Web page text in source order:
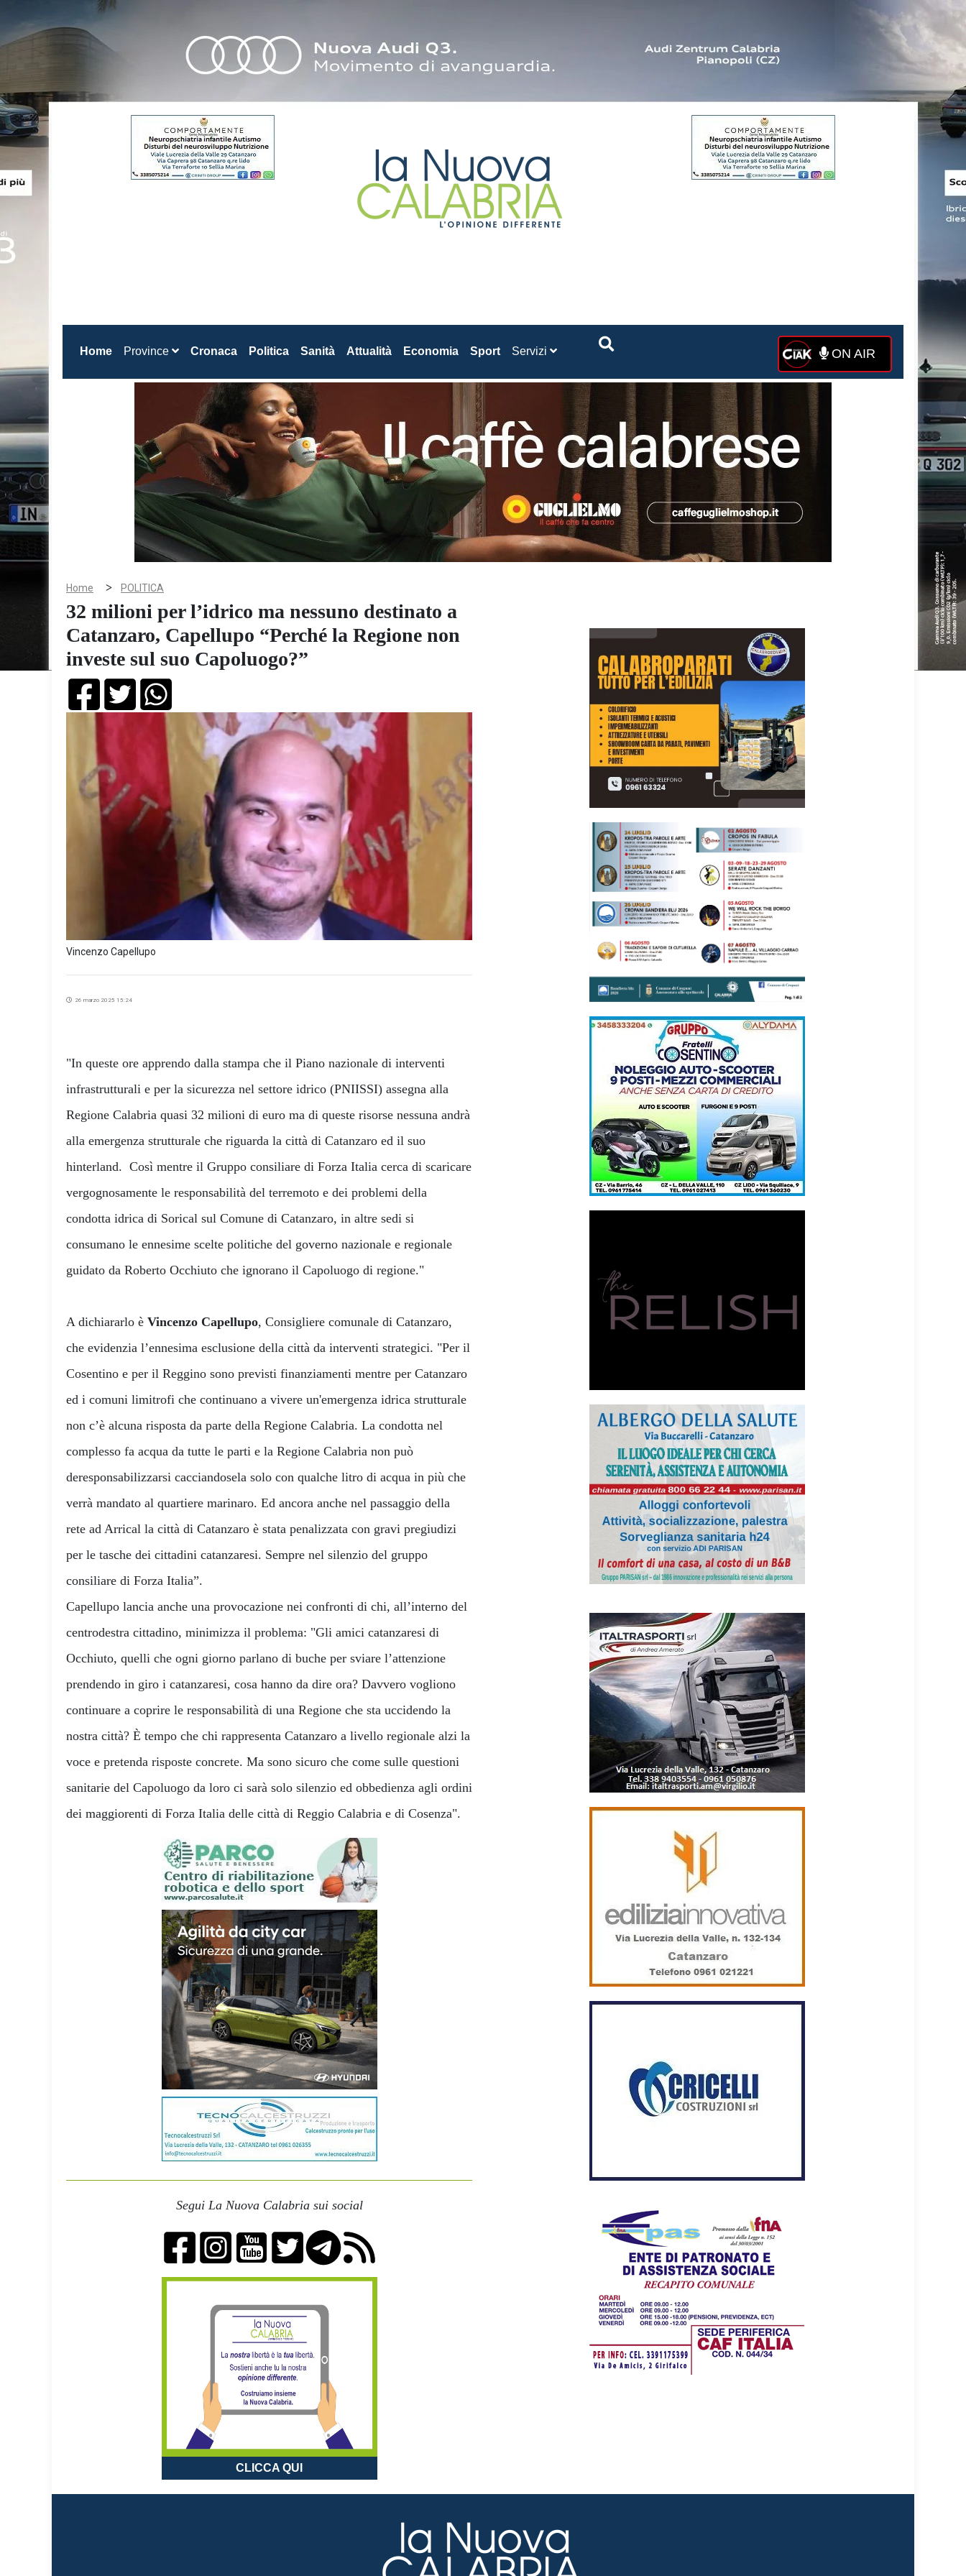
Home(current)
Province Cronaca Politica Sanità Attualità Economia Sport Servizi ON AIR
Home > POLITICA
32 milioni per l’idrico ma nessuno destinato a
Catanzaro, Capellupo “Perché la Regione non
investe sul suo Capoluogo?”
Vincenzo Capellupo
26 marzo 2025 15:24
"In queste ore apprendo dalla stampa che il Piano nazionale di interventi
infrastrutturali e per la sicurezza nel settore idrico (PNIISSI) assegna alla
Regione Calabria quasi 32 milioni di euro ma di queste risorse nessuna andrà
alla emergenza strutturale che riguarda la città di Catanzaro ed il suo
hinterland. Così mentre il Gruppo consiliare di Forza Italia cerca di scaricare
vergognosamente le responsabilità del terremoto e dei problemi della
condotta idrica di Sorical sul Comune di Catanzaro, in altre sedi si
consumano le ennesime scelte politiche del governo nazionale e regionale
guidato da Roberto Occhiuto che ignorano il Capoluogo di regione."
A dichiararlo è Vincenzo Capellupo, Consigliere comunale di Catanzaro,
che evidenzia l’ennesima esclusione della città da interventi strategici. "Per il
Cosentino e per il Reggino sono previsti finanziamenti mentre per Catanzaro
ed i comuni limitrofi che continuano a vivere un'emergenza idrica strutturale
non c’è alcuna risposta da parte della Regione Calabria. La condotta nel
complesso fa acqua da tutte le parti e la Regione Calabria non può
deresponsabilizzarsi cacciandosela solo con qualche litro di acqua in più che
verrà mandato al quartiere marinaro. Ed ancora anche nel passaggio della
rete ad Arrical la città di Catanzaro è stata penalizzata con gravi pregiudizi
per le tasche dei cittadini catanzaresi. Sempre nel silenzio del gruppo
consiliare di Forza Italia”.
Capellupo lancia anche una provocazione nei confronti di chi, all’interno del
centrodestra cittadino, minimizza il problema: "Gli amici catanzaresi di
Occhiuto, quelli che ogni giorno parlano di buche per sviare l’attenzione
prendendo in giro i catanzaresi, cosa hanno da dire ora? Davvero vogliono
continuare a coprire le responsabilità di una Regione che sta uccidendo la
nostra città? È tempo che chi rappresenta Catanzaro a livello regionale alzi la
voce e pretenda risposte concrete. Ma sono sicuro che come sulle questioni
sanitarie del Capoluogo da loro ci sarà solo silenzio ed obbedienza agli ordini
dei maggiorenti di Forza Italia delle città di Reggio Calabria e di Cosenza".
Segui La Nuova Calabria sui social
CLICCA QUI